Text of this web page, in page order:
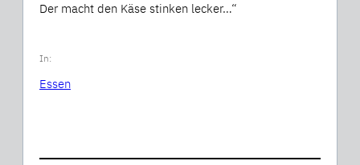
Der macht den Käse stinken lecker…“
In:
Essen